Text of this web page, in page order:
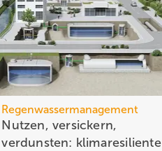
Regenwassermanagement
Nutzen, versickern,
verdunsten: klimaresiliente